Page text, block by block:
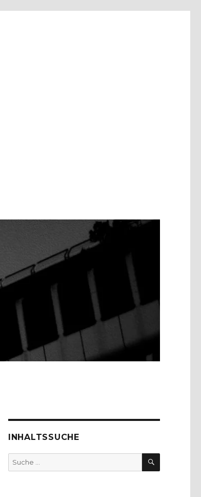
INHALTSSUCHE
Suche
nach:
SUCHEN